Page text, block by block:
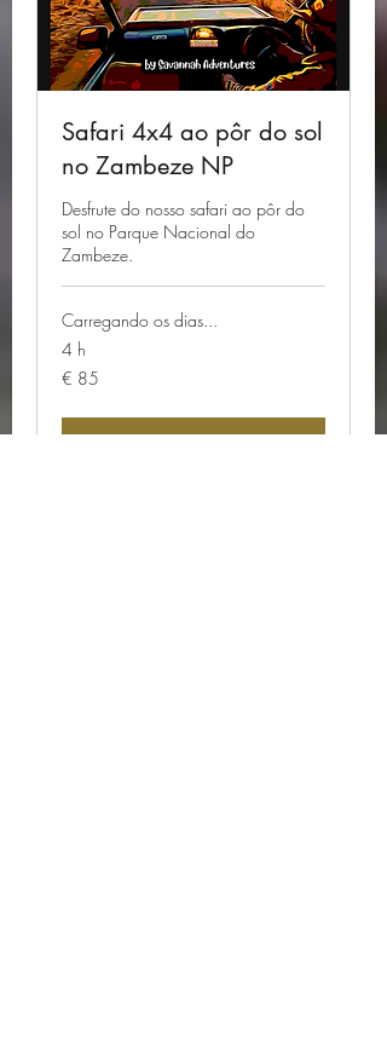
Safari 4x4 ao pôr do sol
no Zambeze NP
Desfrute do nosso safari ao pôr do
sol no Parque Nacional do
Zambeze.
Carregando os dias...
4 h
85
Euros
€ 85
Agendar